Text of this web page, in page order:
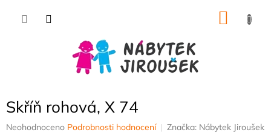
Skříň rohová, X 74
Průměrné
Neohodnoceno Podrobnosti hodnocení Značka: Nábytek Jiroušek